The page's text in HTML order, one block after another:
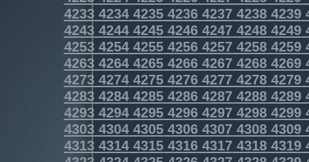
4233423442354236423742384239
4243424442454246424742484249
4253425442554256425742584259
4263426442654266426742684269
4273427442754276427742784279
4283428442854286428742884289
4293429442954296429742984299
4303430443054306430743084309
4313431443154316431743184319